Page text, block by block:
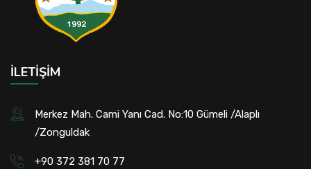
İLETIŞIM
Merkez Mah. Cami Yanı Cad. No:10 Gümeli /Alaplı
/Zonguldak
+90 372 381 70 77